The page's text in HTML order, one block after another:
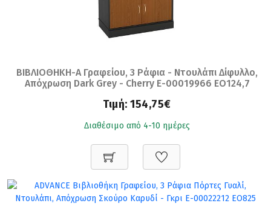
ΒΙΒΛΙΟΘΗΚΗ-Α Γραφείου, 3 Ράφια - Ντουλάπι Δίφυλλο,
Απόχρωση Dark Grey - Cherry Ε-00019966 ΕΟ124,7
Τιμή:154,75€
Διαθέσιμο από 4-10 ημέρες